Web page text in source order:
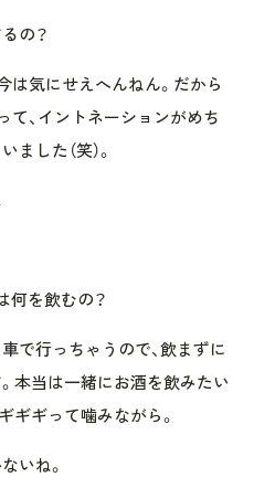
の？
は気にせえへんねん。だから
、イントネーションがめち
した（笑）。
何を飲むの？
で行っちゃうので、飲まずに
本当は一緒にお酒を飲みたい
ギギって噛みながら。
いね。